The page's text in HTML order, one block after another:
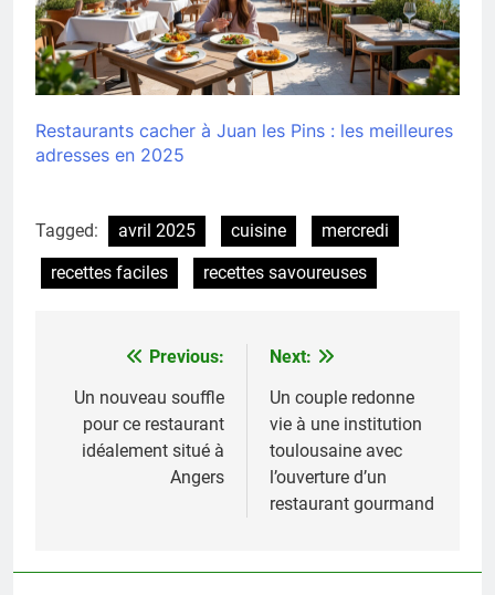
Restaurants cacher à Juan les Pins : les meilleures
adresses en 2025
Tagged: avril 2025 cuisine
mercredi
recettes faciles
recettes savoureuses
Navigation
de
l’article
Previous:
Un nouveau souffle
pour ce restaurant
idéalement situé à
Angers
Next:
Un couple redonne
vie à une institution
toulousaine avec
l’ouverture d’un
restaurant gourmand